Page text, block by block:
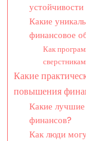
Какие
финансовое
Как
Какие
повышения
Какие
финансов?
Как люди